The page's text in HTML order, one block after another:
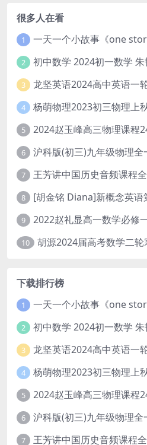
很多人在看
1
2
3 龙坚英语2024高中英语一
4
5
6
7 王芳讲中国历史音频课程
8
9
10
下载排行榜
1
2
3 龙坚英语2024高中英语一
4
5
6
7 王芳讲中国历史音频课程